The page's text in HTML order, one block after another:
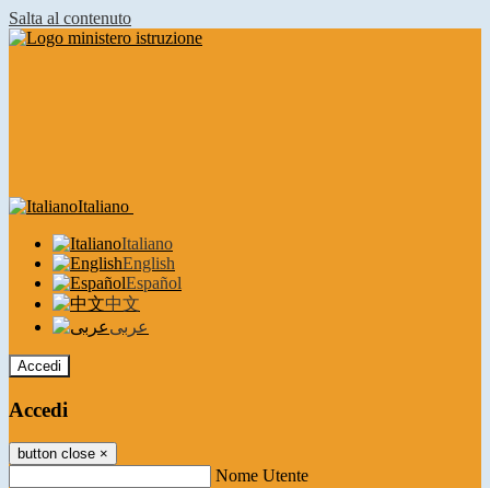
Salta al contenuto
Italiano
Italiano
English
Español
中文
عربى
Accedi
Accedi
button close ×
Nome Utente